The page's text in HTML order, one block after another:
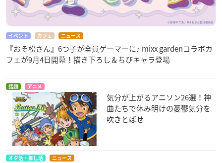
イベント カフェ ニュース
『おそ松さん』6つ子が全員ゲーマーに♪ mixx gardenコラボカ
フェが9月4日開幕！描き下ろし＆ちびキャラ登場
話題 アニメ
気分が上がるアニソン26選！神
曲たちで休み明けの憂鬱気分を
吹きとばせ
オタ活・推し活 ニュース